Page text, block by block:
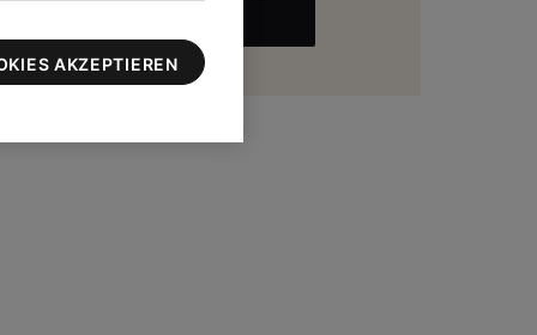
AKZEPTIEREN